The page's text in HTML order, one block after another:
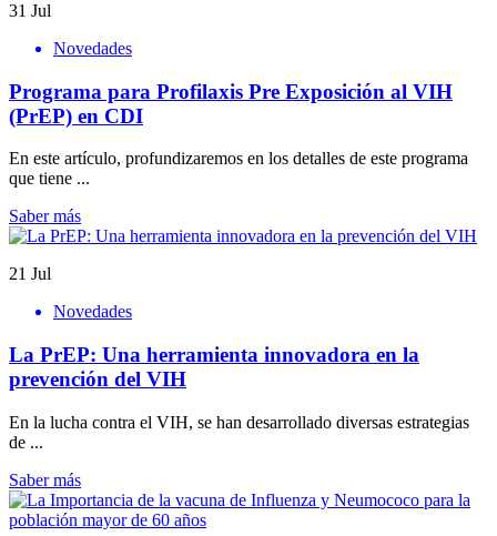
31 Jul
Novedades
Programa para Profilaxis Pre Exposición al VIH
(PrEP) en CDI
En este artículo, profundizaremos en los detalles de este programa
que tiene ...
Saber más
21 Jul
Novedades
La PrEP: Una herramienta innovadora en la
prevención del VIH
En la lucha contra el VIH, se han desarrollado diversas estrategias
de ...
Saber más